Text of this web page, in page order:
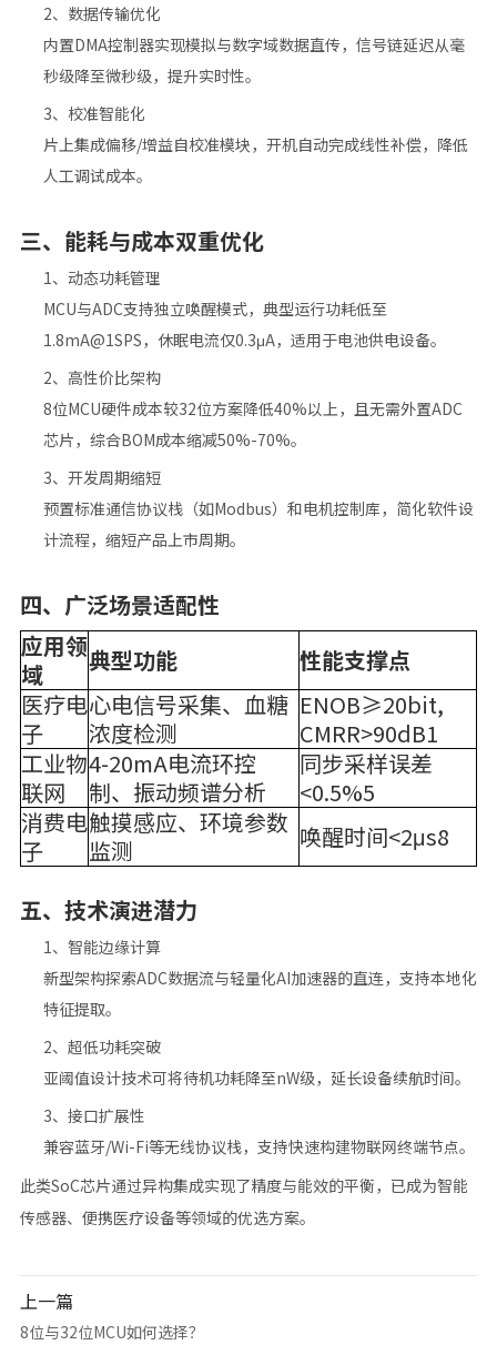
2、数据传输优化‌
内置DMA控制器实现模拟与数字域数据直传，信号链延迟从毫
秒级降至微秒级，提升实时性。
‌3、校准智能化‌
片上集成偏移/增益自校准模块，开机自动完成线性补偿，降低
人工调试成本。
三、‌ 能耗与成本双重优化
1、动态功耗管理‌
MCU与ADC支持独立唤醒模式，典型运行功耗低至
1.8mA@1SPS，休眠电流仅0.3μA，适用于电池供电设备。
‌2、高性价比架构‌
8位MCU硬件成本较32位方案降低40%以上，且无需外置ADC
芯片，综合BOM成本缩减50%-70%。
3、开发周期缩短‌
预置标准通信协议栈（如Modbus）和电机控制库，简化软件设
计流程，缩短产品上市周期。
四、‌ 广泛场景适配性
应用领
域
典型功能
性能支撑点
医疗电
子
心电信号采集、血糖
浓度检测
ENOB≥20bit,
CMRR>90dB1
工业物
联网
4-20mA电流环控
制、振动频谱分析
同步采样误差
<0.5%5
消费电
子
触摸感应、环境参数
监测
唤醒时间<2μs8
五、‌ 技术演进潜力
‌1、智能边缘计算‌
新型架构探索ADC数据流与轻量化AI加速器的直连，支持本地化
特征提取。
2、超低功耗突破‌
亚阈值设计技术可将待机功耗降至nW级，延长设备续航时间。
‌3、接口扩展性‌
兼容蓝牙/Wi-Fi等无线协议栈，支持快速构建物联网终端节点。
此类SoC芯片通过异构集成实现了精度与能效的平衡，已成为智能
传感器、便携医疗设备等领域的优选方案。
上一篇
8位与32位MCU如何选择？